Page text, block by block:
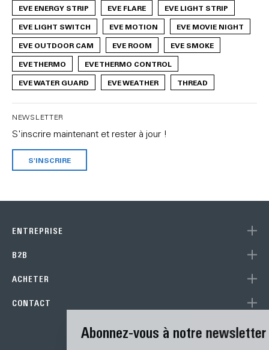
EVE ENERGY STRIP
EVE FLARE
EVE LIGHT STRIP
EVE LIGHT SWITCH
EVE MOTION
EVE MOVIE NIGHT
EVE OUTDOOR CAM
EVE ROOM
EVE SMOKE
EVE THERMO
EVE THERMO CONTROL
EVE WATER GUARD
EVE WEATHER THREAD
NEWSLETTER
S'inscrire maintenant et rester à jour !
S'INSCRIRE
ENTREPRISE
B2B
ACHETER
CONTACT
Abonnez-vous à notre newsletter